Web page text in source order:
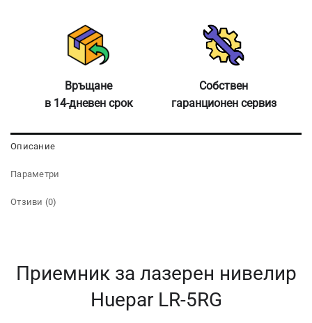
Връщане
в 14-дневен срок
Собствен
гаранционен сервиз
Описание
Параметри
Отзиви (0)
Приемник за лазерен нивелир
Huepar LR-5RG